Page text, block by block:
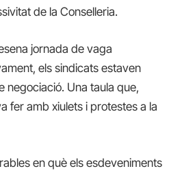
de la Conselleria.
jornada de vaga
els sindicats estaven
negociació. Una taula que,
fer amb xiulets i protestes a la
en què els esdeveniments